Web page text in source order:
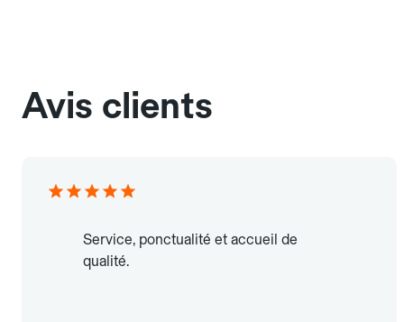
Avis clients
Service, ponctualité et accueil de
qualité.